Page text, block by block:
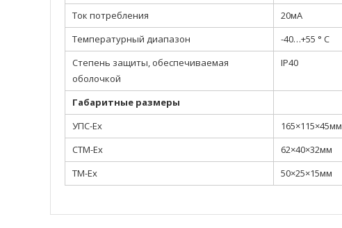
Ток потребления
20мА
Температурный диапазон
-40…+55 ° С
Степень защиты, обеспечиваемая
оболочкой
IP40
Габаритные размеры
УПС-Ех
165×115×45мм
СТМ-Ех
62×40×32мм
ТМ-Ех
50×25×15мм